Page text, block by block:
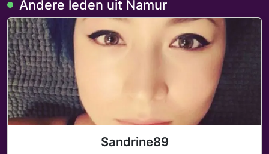
Andere leden uit Namur
Sandrine89